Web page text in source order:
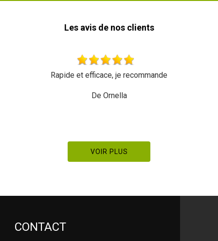
Les avis de nos clients
Rapide et efficace, je recommande
VOIR PLUS
CONTACT